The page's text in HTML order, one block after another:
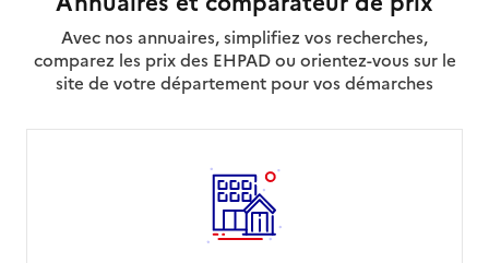
Avec nos annuaires, simplifiez vos recherches,
comparez les prix des EHPAD ou orientez-vous sur le
site de votre département pour vos démarches